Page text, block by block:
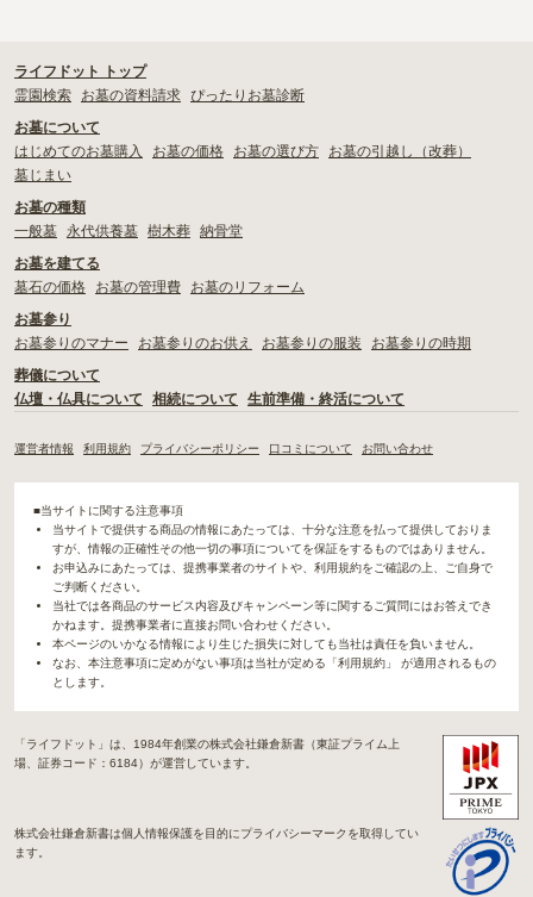
ライフドット トップ
霊園検索
お墓の資料請求 ぴったりお墓診断
お墓について
はじめてのお墓購入
お墓の価格 お墓の選び方
お墓の引越し（改葬）
墓じまい
お墓の種類
一般墓
永代供養墓 樹木葬 納骨堂
お墓を建てる
墓石の価格
お墓の管理費
お墓のリフォーム
お墓参り
お墓参りのマナー
お墓参りのお供え お墓参りの服装
お墓参りの時期
葬儀について
仏壇・仏具について
相続について 生前準備・終活について
運営者情報 利用規約 プライバシーポリシー 口コミについて お問い合わせ
■当サイトに関する注意事項
当サイトで提供する商品の情報にあたっては、十分な注意を払って提供しておりま
すが、情報の正確性その他一切の事項についてを保証をするものではありません。
お申込みにあたっては、提携事業者のサイトや、利用規約をご確認の上、ご自身で
ご判断ください。
当社では各商品のサービス内容及びキャンペーン等に関するご質問にはお答えでき
かねます。提携事業者に直接お問い合わせください。
本ページのいかなる情報により生じた損失に対しても当社は責任を負いません。
なお、本注意事項に定めがない事項は当社が定める「利用規約」 が適用されるもの
とします。
「ライフドット」は、1984年創業の株式会社鎌倉新書（東証プライム上
場、証券コード：6184）が運営しています。
株式会社鎌倉新書は個人情報保護を目的にプライバシーマークを取得してい
ます。